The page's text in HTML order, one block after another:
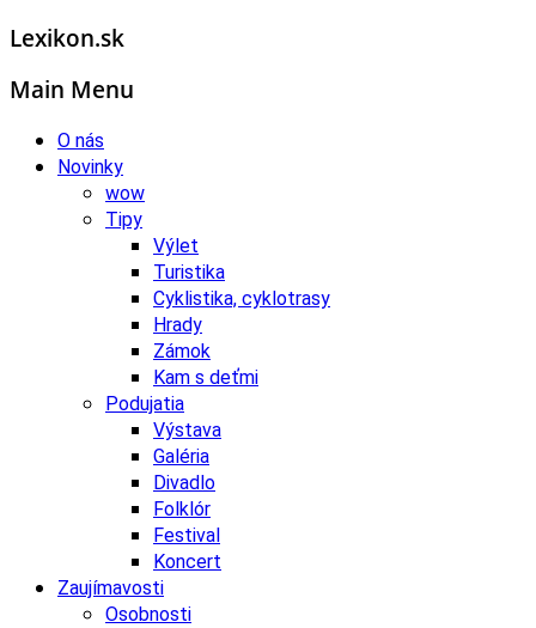
Lexikon.sk
Main Menu
O nás
Novinky
wow
Tipy
Výlet
Turistika
Cyklistika, cyklotrasy
Hrady
Zámok
Kam s deťmi
Podujatia
Výstava
Galéria
Divadlo
Folklór
Festival
Koncert
Zaujímavosti
Osobnosti